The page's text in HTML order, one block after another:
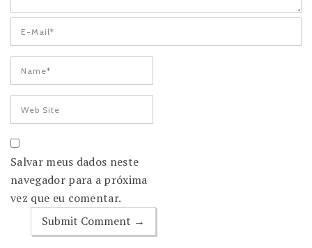
Salvar meus dados neste
navegador para a próxima
vez que eu comentar.